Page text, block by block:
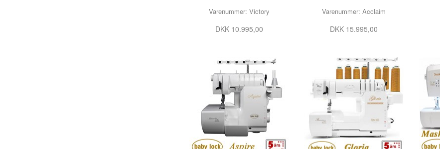
Varenummer: Victory
DKK 10.995,00
Varenummer: Acclaim
DKK 15.995,00